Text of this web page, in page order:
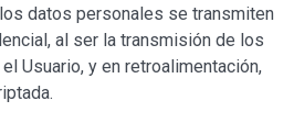
datos personales se transmiten
al ser la transmisión de los
Usuario, y en retroalimentación,